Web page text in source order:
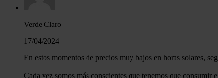
Verde Claro
17/04/2024
En estos momentos de precios muy bajos en horas solares,
Cada vez somos más conscientes que tenemos que consumir